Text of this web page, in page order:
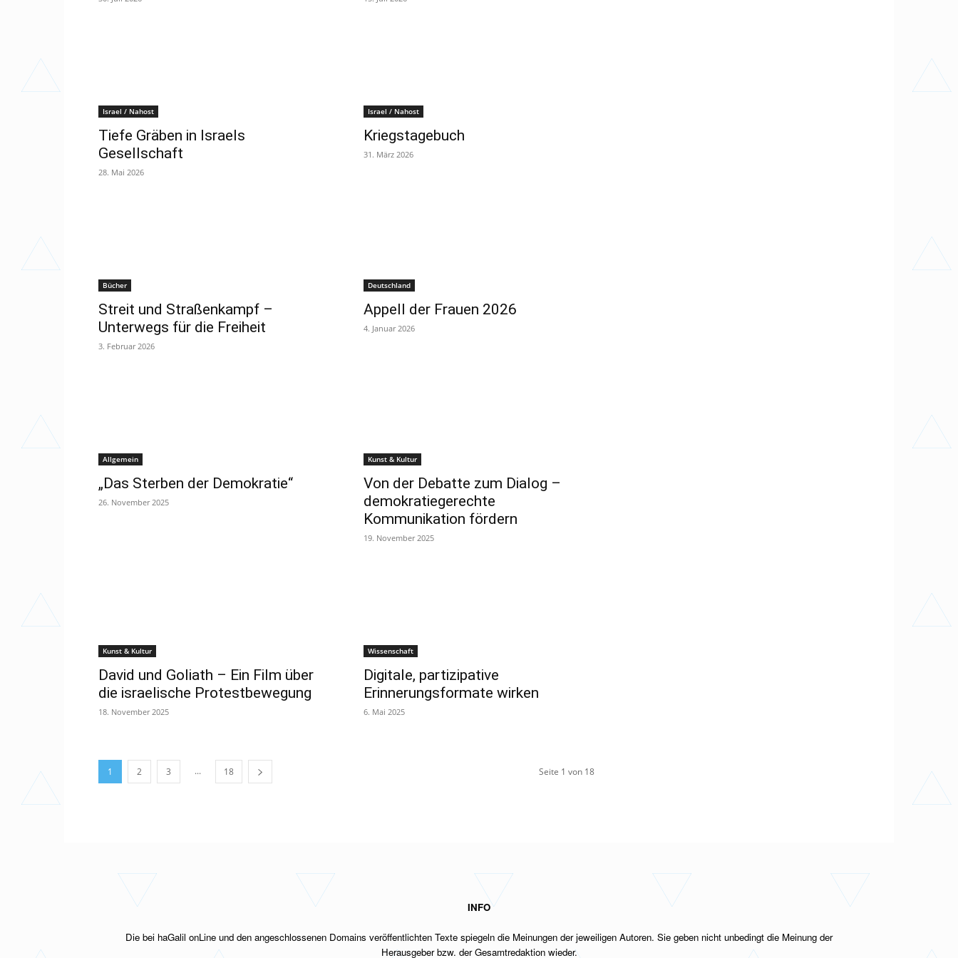
Israel / Nahost
Tiefe Gräben in Israels
Gesellschaft
28. Mai 2026
Israel / Nahost
Kriegstagebuch
31. März 2026
Bücher
Streit und Straßenkampf –
Unterwegs für die Freiheit
3. Februar 2026
Deutschland
Appell der Frauen 2026
4. Januar 2026
Allgemein
„Das Sterben der Demokratie“
26. November 2025
Kunst & Kultur
Von der Debatte zum Dialog –
demokratiegerechte
Kommunikation fördern
19. November 2025
Kunst & Kultur
David und Goliath – Ein Film über
die israelische Protestbewegung
18. November 2025
Wissenschaft
Digitale, partizipative
Erinnerungsformate wirken
6. Mai 2025
1 2 3 ... 18 Seite 1 von 18
INFO
Die bei haGalil onLine und den angeschlossenen Domains veröffentlichten Texte spiegeln die Meinungen der jeweiligen Autoren. Sie geben nicht unbedingt die Meinung der
Herausgeber bzw. der Gesamtredaktion wieder.